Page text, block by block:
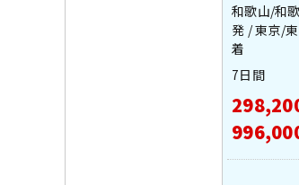
和歌山/和
発 / 東京/
着
7日間